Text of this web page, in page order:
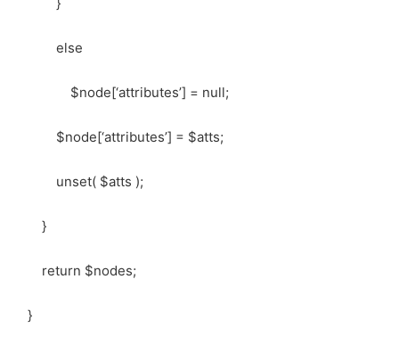
else
$node[‘attributes’] = null;
$node[‘attributes’] = $atts;
unset( $atts );
}
return $nodes;
}